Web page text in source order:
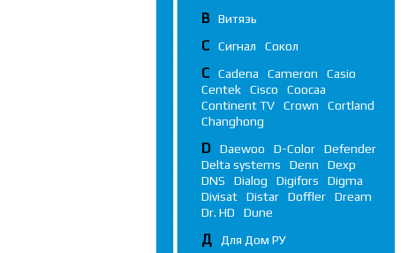
В Витязь
С Сигнал Сокол
C Cadena Cameron
Casio
Centek
Cisco
Coocaa
Continent TV
Crown
Cortland
Changhong
D Daewoo D-Color
Defender
Delta systems
Denn
Dexp
DNS
Dialog Digifors
Digma
Divisat
Distar Doffler
Dream
Dr. HD
Dune
Д Для Дом РУ